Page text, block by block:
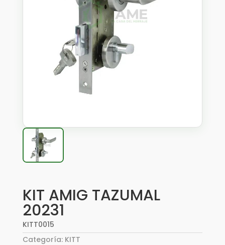
KIT AMIG TAZUMAL
20231
KITT0015
Categoría: KITT